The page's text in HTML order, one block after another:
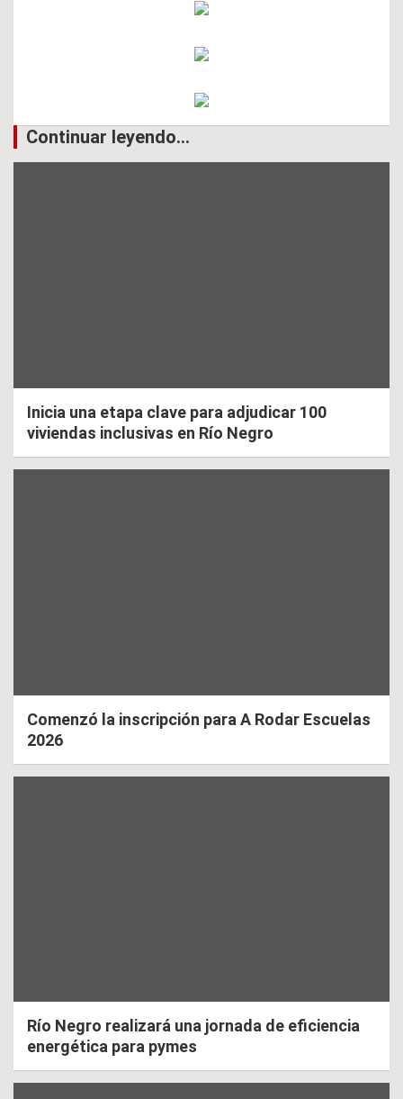
Continuar leyendo...
Inicia una etapa clave para adjudicar 100
viviendas inclusivas en Río Negro
Comenzó la inscripción para A Rodar Escuelas
2026
Río Negro realizará una jornada de eficiencia
energética para pymes